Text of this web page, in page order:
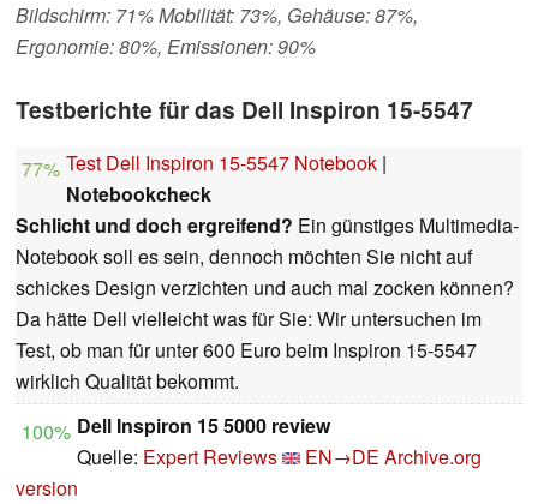
Bildschirm: 71% Mobilität: 73%, Gehäuse: 87%,
Ergonomie: 80%, Emissionen: 90%
Testberichte für das Dell Inspiron 15-5547
77% Test Dell Inspiron 15-5547 Notebook |
Notebookcheck
Schlicht und doch ergreifend? Ein günstiges Multimedia-
Notebook soll es sein, dennoch möchten Sie nicht auf
schickes Design verzichten und auch mal zocken können?
Da hätte Dell vielleicht was für Sie: Wir untersuchen im
Test, ob man für unter 600 Euro beim Inspiron 15-5547
wirklich Qualität bekommt.
100% Dell Inspiron 15 5000 review
Quelle: Expert Reviews EN→DE Archive.org
version